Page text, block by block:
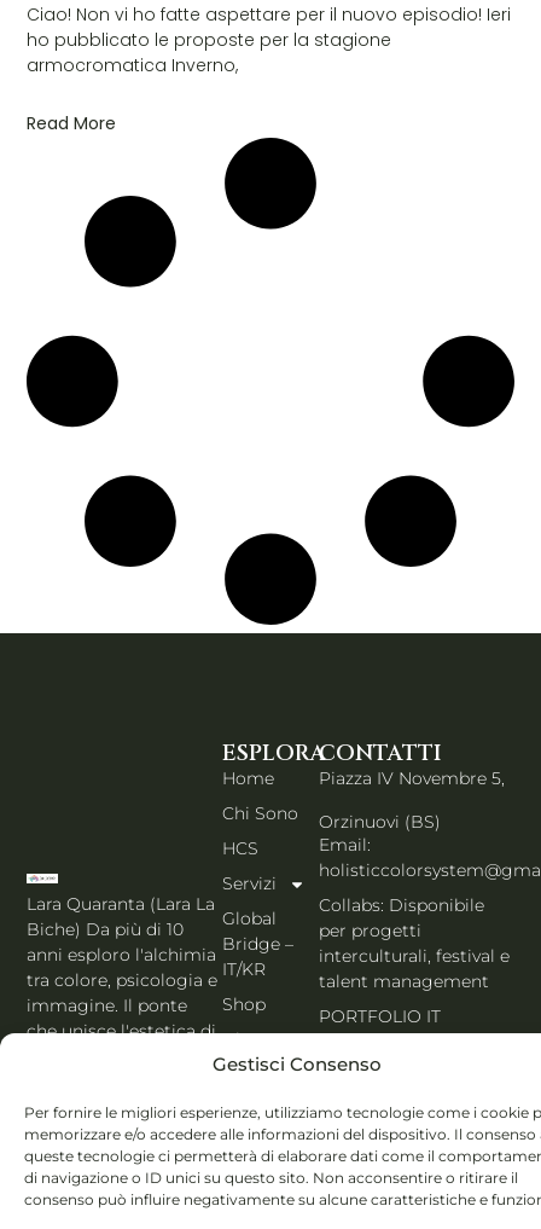
Gestisci Consenso
Per fornire le migliori esperienze, utilizziamo tecnologie come i cookie
memorizzare e/o accedere alle informazioni del dispositivo. Il consenso
queste tecnologie ci permetterà di elaborare dati come il
di navigazione o ID unici su questo sito. Non acconsentire o ritirare il
consenso può influire negativamente su alcune caratteristiche e
Ciao! Non vi ho fatte aspettare per il nuovo episodio! Ieri
ho pubblicato le proposte per la stagione
armocromatica Inverno,
Read More
Lara Quaranta (Lara La
Biche) Da più di 10
anni esploro l'alchimia
tra colore, psicologia e
immagine. Il ponte
che unisce l'estetica di
MBTI, Enneagramma &
Holistic Color
System®.
ESPLORA
Home
Chi Sono
HCS
Servizi
Global
Bridge –
IT/KR
Shop
Blog
Contatti
Italiano
CONTATTI
Piazza IV Novembre 5,
Orzinuovi (BS)
Email:
Collabs: Disponibile
per progetti
interculturali, festival e
talent management
PORTFOLIO IT